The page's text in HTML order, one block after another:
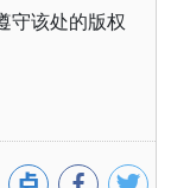
守该处的版权